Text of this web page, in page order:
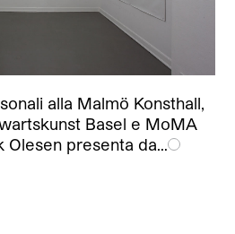
alla Malmö Konsthall,
Basel e MoMA
Olesen presenta da…